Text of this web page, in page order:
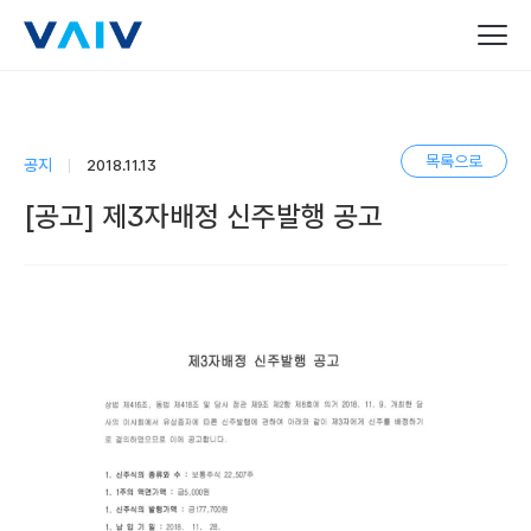
목록으로
공지 2018.11.13
[공고] 제3자배정 신주발행 공고